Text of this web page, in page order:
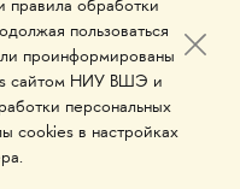
и
которые четко
своего развития,
правила обработки
пользоваться
проинформированы
сайтом НИУ ВШЭ и
персональных
cookies в настройках